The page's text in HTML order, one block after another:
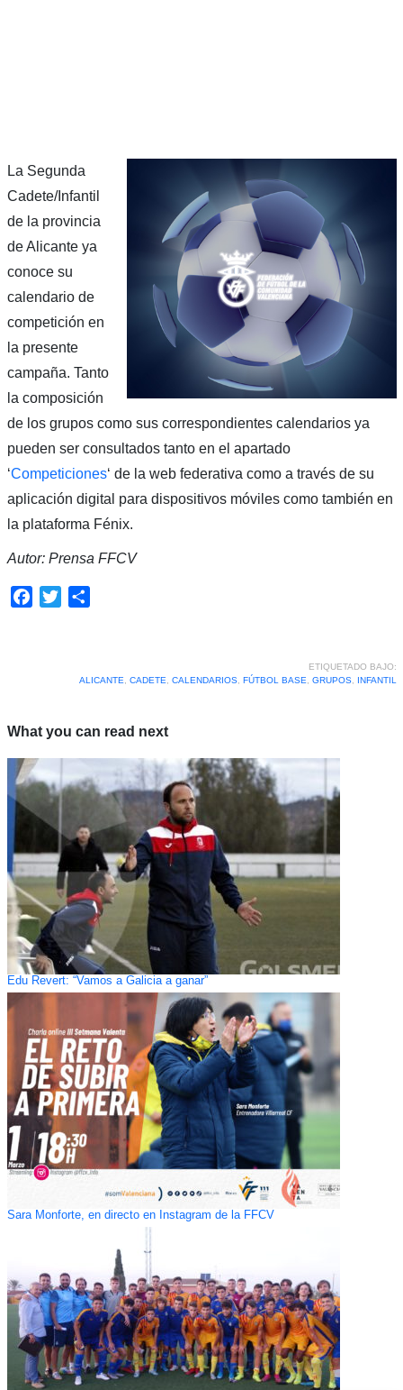
La Segunda
Cadete/Infantil
de la provincia
de Alicante ya
conoce su
calendario de
competición en
la presente
campaña. Tanto
la composición
de los grupos como sus correspondientes calendarios ya
pueden ser consultados tanto en el apartado
‘Competiciones‘ de la web federativa como a través de su
aplicación digital para dispositivos móviles como también en
la plataforma Fénix.
Autor: Prensa FFCV
Facebook
Twitter
ETIQUETADO BAJO:
ALICANTE
CADETE CALENDARIOS, FÚTBOL BASE GRUPOS, INFANTIL
What you can read next
Edu Revert: “Vamos a Galicia a ganar”
Sara Monforte, en directo en Instagram de la FFCV